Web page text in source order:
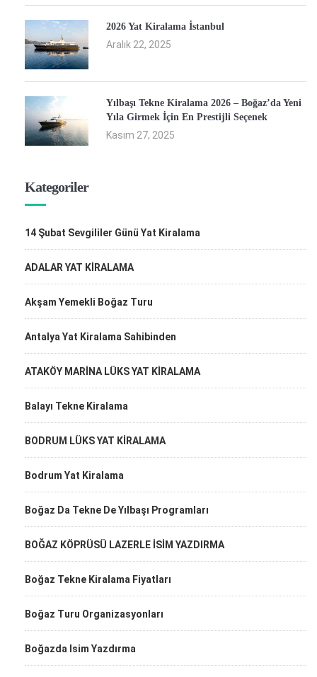
2026 Yat Kiralama İstanbul
Aralık 22, 2025
Yılbaşı Tekne Kiralama 2026 – Boğaz’da Yeni
Yıla Girmek İçin En Prestijli Seçenek
Kasım 27, 2025
Kategoriler
14 Şubat Sevgililer Günü Yat Kiralama
ADALAR YAT KİRALAMA
Akşam Yemekli Boğaz Turu
Antalya Yat Kiralama Sahibinden
ATAKÖY MARİNA LÜKS YAT KİRALAMA
Balayı Tekne Kiralama
BODRUM LÜKS YAT KİRALAMA
Bodrum Yat Kiralama
Boğaz Da Tekne De Yılbaşı Programları
BOĞAZ KÖPRÜSÜ LAZERLE İSİM YAZDIRMA
Boğaz Tekne Kiralama Fiyatları
Boğaz Turu Organizasyonları
Boğazda Isim Yazdırma